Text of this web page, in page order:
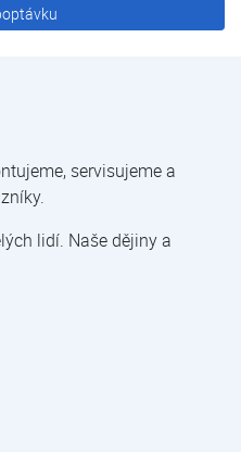
servisujeme a
lidí. Naše dějiny a